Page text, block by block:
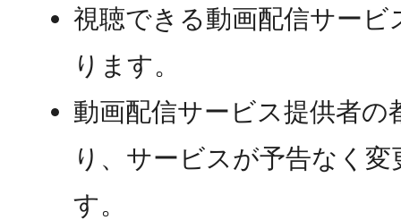
視聴できる動画配信サー
ります。
動画配信サービス提供者
り、サービスが予告なく
す。